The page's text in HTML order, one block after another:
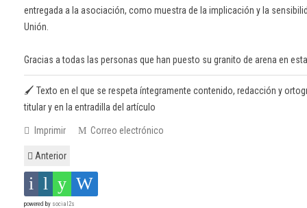
entregada a la asociación, como muestra de la implicación y la
Unión.
Gracias a todas las personas que han puesto su granito de arena en
🖌️ Texto en el que se respeta íntegramente contenido, redacción y
titular y en la entradilla del artículo
Imprimir Correo electrónico
Anterior
powered by social2s